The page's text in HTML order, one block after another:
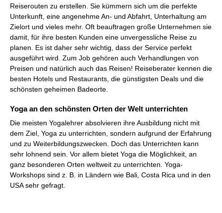
Reiserouten zu erstellen. Sie kümmern sich um die perfekte
Unterkunft, eine angenehme An- und Abfahrt, Unterhaltung am
Zielort und vieles mehr. Oft beauftragen große Unternehmen sie
damit, für ihre besten Kunden eine unvergessliche Reise zu
planen. Es ist daher sehr wichtig, dass der Service perfekt
ausgeführt wird. Zum Job gehören auch Verhandlungen von
Preisen und natürlich auch das Reisen! Reiseberater kennen die
besten Hotels und Restaurants, die günstigsten Deals und die
schönsten geheimen Badeorte.
Yoga an den schönsten Orten der Welt unterrichten
Die meisten Yogalehrer absolvieren ihre Ausbildung nicht mit
dem Ziel, Yoga zu unterrichten, sondern aufgrund der Erfahrung
und zu Weiterbildungszwecken. Doch das Unterrichten kann
sehr lohnend sein. Vor allem bietet Yoga die Möglichkeit, an
ganz besonderen Orten weltweit zu unterrichten. Yoga-
Workshops sind z. B. in Ländern wie Bali, Costa Rica und in den
USA sehr gefragt.